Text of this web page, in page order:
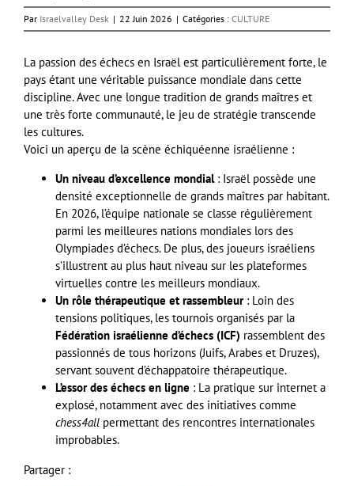
Par Israelvalley Desk | 22 Juin 2026 | Catégories : CULTURE
La passion des échecs en Israël est particulièrement forte, le
pays étant une véritable puissance mondiale dans cette
discipline. Avec une longue tradition de grands maîtres et
une très forte communauté, le jeu de stratégie transcende
les cultures.
Voici un aperçu de la scène échiquéenne israélienne :
Un niveau d’excellence mondial: Israël possède une
densité exceptionnelle de grands maîtres par habitant.
En 2026, l’équipe nationale se classe régulièrement
parmi les meilleures nations mondiales lors des
Olympiades d’échecs. De plus, des joueurs israéliens
s’illustrent au plus haut niveau sur les plateformes
virtuelles contre les meilleurs mondiaux.
Un rôle thérapeutique et rassembleur: Loin des
tensions politiques, les tournois organisés par la
Fédération israélienne d’échecs (ICF) rassemblent des
passionnés de tous horizons (Juifs, Arabes et Druzes),
servant souvent d’échappatoire thérapeutique.
L’essor des échecs en ligne : La pratique sur internet a
explosé, notamment avec des initiatives comme
chess4all permettant des rencontres internationales
improbables.
Partager :